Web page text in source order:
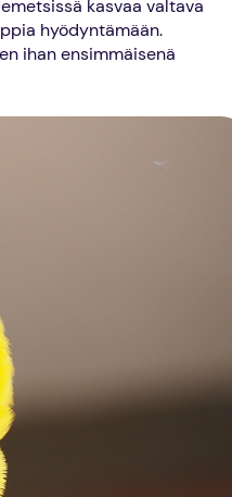
kasvaa valtava
hyödyntämään.
ihan ensimmäisenä